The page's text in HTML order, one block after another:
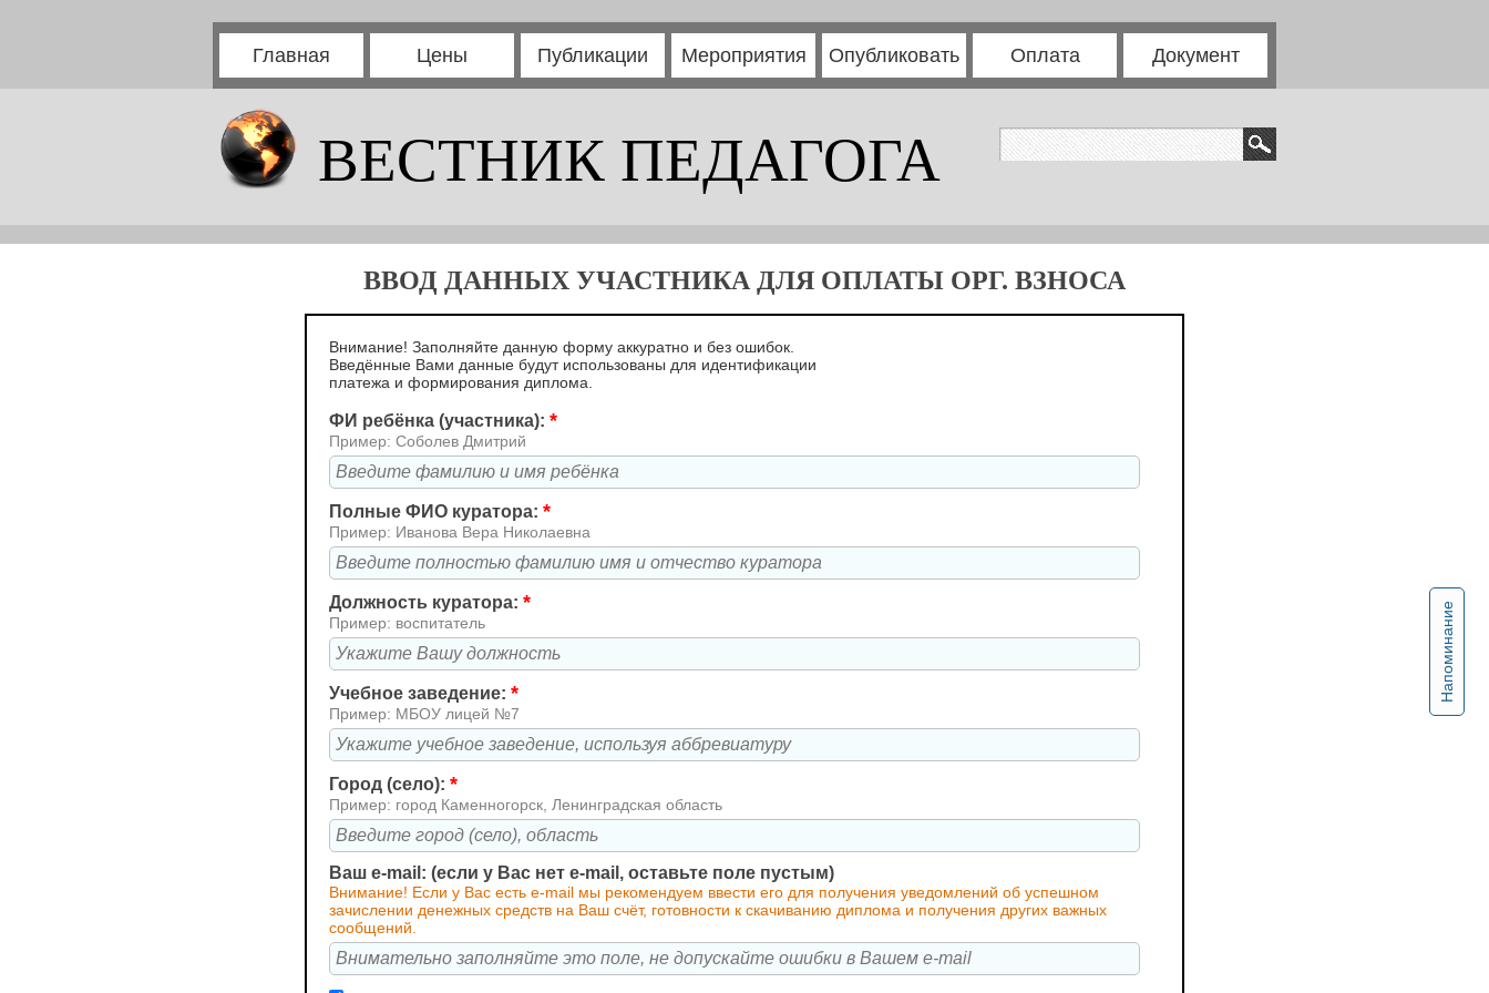
Главная Цены Публикации Мероприятия Опубликовать Оплата Документ
ВЕСТНИК ПЕДАГОГА
Напоминание
ВВОД ДАННЫХ УЧАСТНИКА ДЛЯ ОПЛАТЫ ОРГ. ВЗНОСА
Внимание! Заполняйте данную форму аккуратно и без ошибок.
Введённые Вами данные будут использованы для идентификации
платежа и формирования диплома.
ФИ ребёнка (участника): *
Пример: Соболев Дмитрий
Полные ФИО куратора: *
Пример: Иванова Вера Николаевна
Должность куратора: *
Пример: воспитатель
Учебное заведение: *
Пример: МБОУ лицей №7
Город (село): *
Пример: город Каменногорск, Ленинградская область
Ваш e-mail: (если у Вас нет e-mail, оставьте поле пустым)
Внимание! Если у Вас есть e-mail мы рекомендуем ввести его для получения уведомлений об успешном
зачислении денежных средств на Ваш счёт, готовности к скачиванию диплома и получения других важных
сообщений.